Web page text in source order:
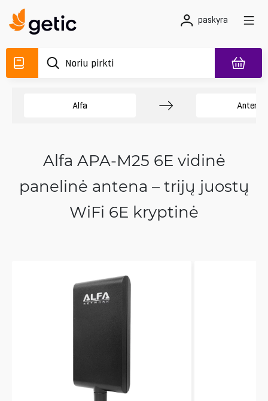
paskyra
Alfa Antenos
Alfa APA-M25 6E vidinė
panelinė antena – trijų juostų
WiFi 6E kryptinė